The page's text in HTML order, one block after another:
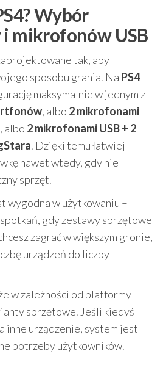
Wybór
mikrofonów USB
tak, aby
sposobu grania. Na PS4
maksymalnie w jednym z
, albo 2 mikrofonami
, albo 2 mikrofonami USB + 2
. Dzięki temu łatwiej
nawet wtedy, gdy nie
sprzęt.
wygodna w użytkowaniu –
gdy zestawy sprzętowe
zagrać w większym gronie,
urządzeń do liczby
w zależności od platformy
sprzętowe. Jeśli kiedyś
inne urządzenie, system jest
potrzeby użytkowników.